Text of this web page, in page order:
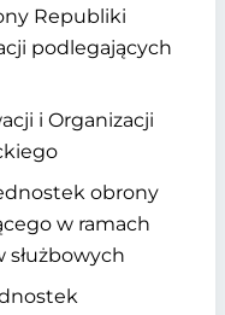
Republiki
podlegających
i Organizacji
obrony
w ramach